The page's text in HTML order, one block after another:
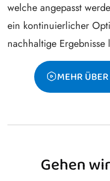
welche angepasst
ein kontinuierlicher
nachhaltige Ergebnisse
MEHR
Gehen